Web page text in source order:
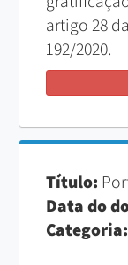
artigo 28
192/2020.
Título:
Data do
Categoria: